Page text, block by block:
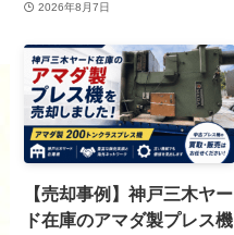
2026年8月7日
【売却事例】神戸三木ヤー
ド在庫のアマダ製プレス機